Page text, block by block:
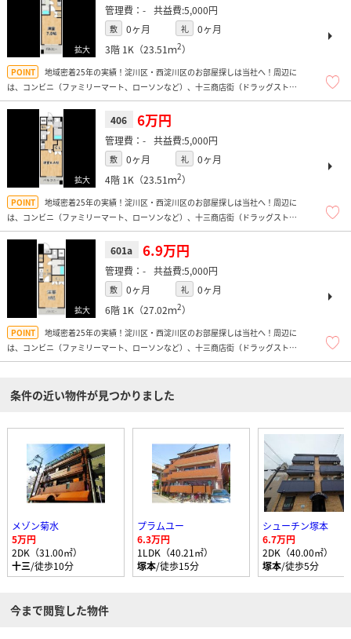
- 5,000円
敷 0ヶ月 礼
0ヶ月
3階 1K（23.51ｍ2）
地域密着25年の実績！淀川区・西淀川区のお部屋探しは当社へ！周辺に
は、コンビニ（ファミリーマート、ローソンなど）、十三商店街（ドラッグスト
ア、精肉店など）、ドン・キホーテ、飲食店も多数、100円均一などもあり大変便
利ですよ！
406 6万円
- 5,000円
敷 0ヶ月 礼
0ヶ月
4階 1K（23.51ｍ2）
地域密着25年の実績！淀川区・西淀川区のお部屋探しは当社へ！周辺に
は、コンビニ（ファミリーマート、ローソンなど）、十三商店街（ドラッグスト
ア、精肉店など）、ドン・キホーテ、飲食店も多数、100円均一などもあり大変便
利ですよ！
601a 6.9万円
- 5,000円
敷 0ヶ月 礼
0ヶ月
6階 1K（27.02ｍ2）
地域密着25年の実績！淀川区・西淀川区のお部屋探しは当社へ！周辺に
は、コンビニ（ファミリーマート、ローソンなど）、十三商店街（ドラッグスト
ア、精肉店など）、ドン・キホーテ、飲食店も多数、100円均一などもあり大変便
条件の近い物件が見つかりました
メゾン菊水
5万円
2DK（31.00㎡）
十三/徒歩10分
プラムユー
6.3万円
1LDK（40.21㎡）
塚本/徒歩15分
シューチン塚本
6.7万円
2DK（40.00㎡）
塚本/徒歩5分
今まで閲覧した物件